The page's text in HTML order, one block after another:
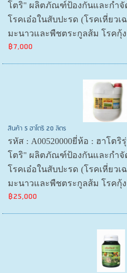
โตริ" ผลิตภัณฑ์ป้องกันและกำ
โรคเอ๋อในสับปะรด (โรคเหี่ยวเ
มะนาวและพืชตระกูลส้ม โรคกุ้
฿7,000
สินค้า 5 ฮาโตริ 20 ลิตร
รหัส : A00520000ยี่ห้อ : ฮาโตริ
โตริ" ผลิตภัณฑ์ป้องกันและกำ
โรคเอ๋อในสับปะรด (โรคเหี่ยวเ
มะนาวและพืชตระกูลส้ม โรคกุ้
฿25,000